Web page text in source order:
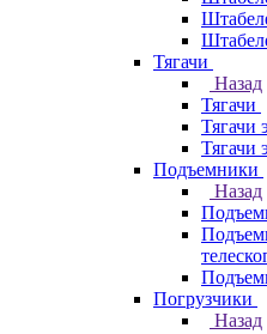
Тягачи
Назад
Тягачи
Тягачи
Тягачи
Подъемники
Назад
Погрузчики
Назад